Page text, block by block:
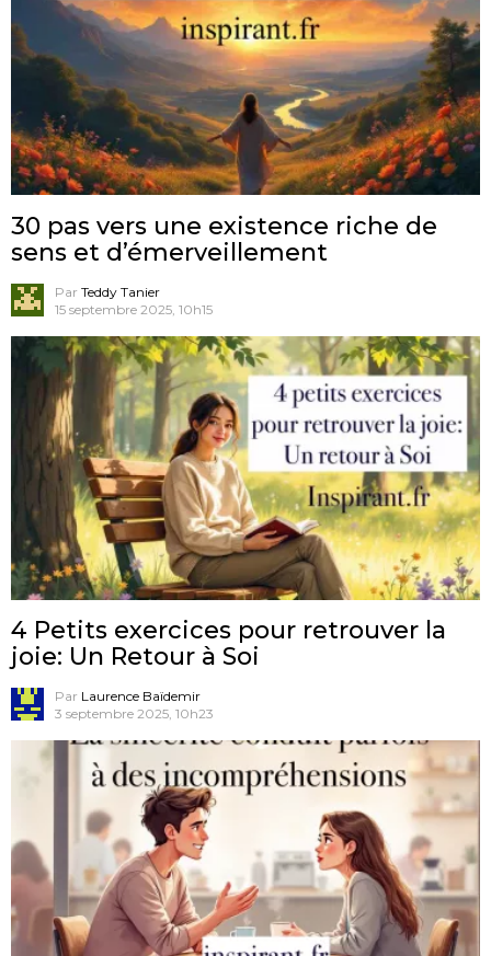
30 pas vers une existence riche de
sens et d’émerveillement
Par Teddy Tanier
15 septembre 2025, 10h15
4 Petits exercices pour retrouver la
joie: Un Retour à Soi
Par Laurence Baïdemir
3 septembre 2025, 10h23